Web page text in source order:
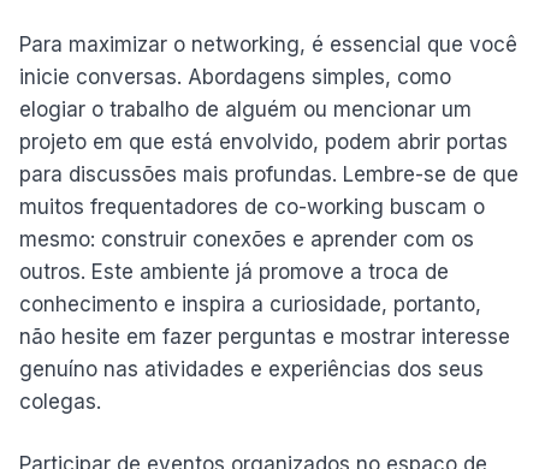
Para maximizar o networking, é essencial que você
inicie conversas. Abordagens simples, como
elogiar o trabalho de alguém ou mencionar um
projeto em que está envolvido, podem abrir portas
para discussões mais profundas. Lembre-se de que
muitos frequentadores de co-working buscam o
mesmo: construir conexões e aprender com os
outros. Este ambiente já promove a troca de
conhecimento e inspira a curiosidade, portanto,
não hesite em fazer perguntas e mostrar interesse
genuíno nas atividades e experiências dos seus
colegas.
Participar de eventos organizados no espaço de